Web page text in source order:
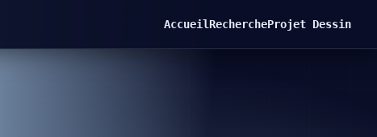
AccueilRechercheProjet Dessin